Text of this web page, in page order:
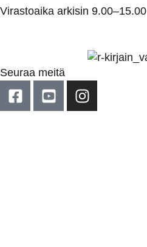
Virastoaika arkisin 9.00–15.00
Seuraa meitä